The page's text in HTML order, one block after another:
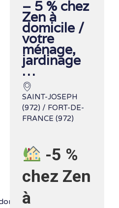
– 5 % chez
Zen à
domicile /
votre
ménage,
jardinage
…
SAINT-JOSEPH
(972) / FORT-DE-
FRANCE (972)
-5 %
chez Zen
à